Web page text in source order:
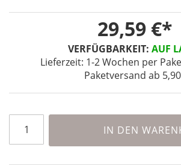
VERFÜGBARKEIT: AUF
Lieferzeit: 1-2 Wochen per
Paketversand ab
29,59 €
IN DEN